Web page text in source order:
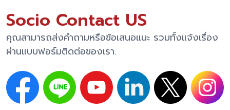
Socio Contact US
คุณสามารถส่งคำถามหรือข้อเสนอแนะ รวมทั้งแจ้งเรื่อง
ผ่านแบบฟอร์มติดต่อของเรา.